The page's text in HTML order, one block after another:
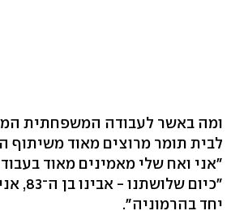
ומה באשר לעבודה המשפחתית
לבית תומר מרוצים מאוד משיתוף
"אני ואח שלי מאמינים מאוד
"כיום
יחד בהרמוניה".